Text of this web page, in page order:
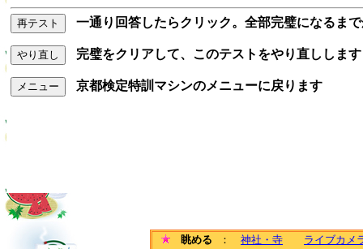
再テスト 一通り回答したらクリック。全部完璧になるま
やり直し 完璧をクリアして、このテストをやり直しします
メニュー 京都検定特訓マシンのメニューに戻ります
眺める ： 神社・寺
ライブカメ